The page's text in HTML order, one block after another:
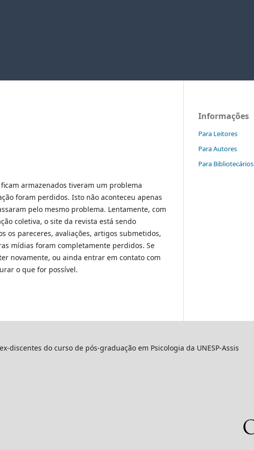
armazenados tiveram um problema
foram perdidos. Isto não aconteceu apenas
pelo mesmo problema. Lentamente, com
coletiva, o site da revista está sendo
os pareceres, avaliações, artigos submetidos,
mídias foram completamente perdidos. Se
novamente, ou ainda entrar em contato com
o que for possível.
Informações
Para Leitores
Para Autores
Para Bibliotecários
do curso de pós-graduação em Psicologia da UNESP-Assis